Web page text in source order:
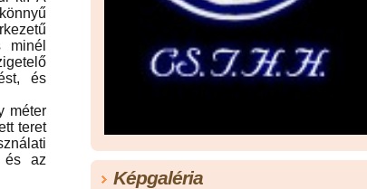
minél
és
méter
teret
és az
Képgaléria